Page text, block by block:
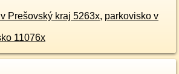
Prešovský kraj 5263x, parkovisko v
11076x